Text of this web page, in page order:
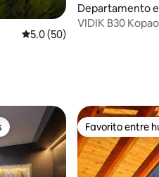
Calificación promedio: 5.0
5.0 (50)
Departamento
VIDIK B30
huéspedes Favorito entre
Favorito entre